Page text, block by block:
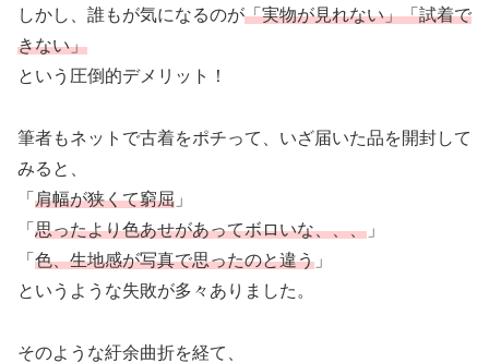
しかし、誰もが気になるのが「実物が見れない」「試着で
きない」
という圧倒的デメリット！
筆者もネットで古着をポチって、いざ届いた品を開封して
みると、
「 肩幅が狭くて窮屈 」
「 思ったより色あせがあってボロいな、、、 」
「 色、生地感が写真で思ったのと違う 」
というような失敗が多々ありました。
そのような紆余曲折を経て、